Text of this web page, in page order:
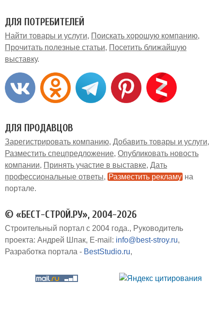
ДЛЯ ПОТРЕБИТЕЛЕЙ
Найти товары и услуги
Поискать хорошую компанию
Прочитать полезные статьи
Посетить ближайшую
выставку
ДЛЯ ПРОДАВЦОВ
Зарегистрировать компанию Добавить товары и услуги
Разместить спецпредложение Опубликовать новость
компании
Принять участие в выставке Дать
профессиональные ответы
Разместить рекламу на
портале
© «БЕСТ-СТРОЙ.РУ», 2004-2026
Строительный портал с 2004 года.
Руководитель
проекта: Андрей Шпак E-mail: info@best-stroy.ru
Разработка портала - BestStudio.ru